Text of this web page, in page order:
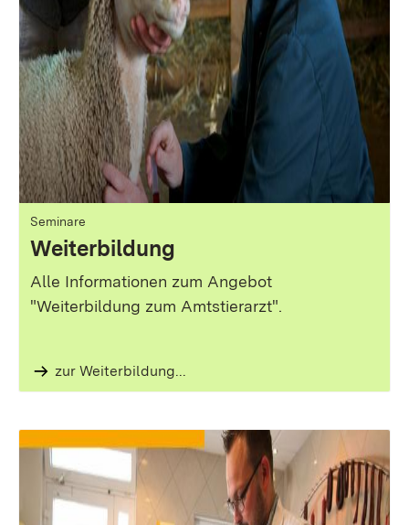
Seminare
Weiterbildung
Alle Informationen zum Angebot
"Weiterbildung zum Amtstierarzt".
zur Weiterbildung...